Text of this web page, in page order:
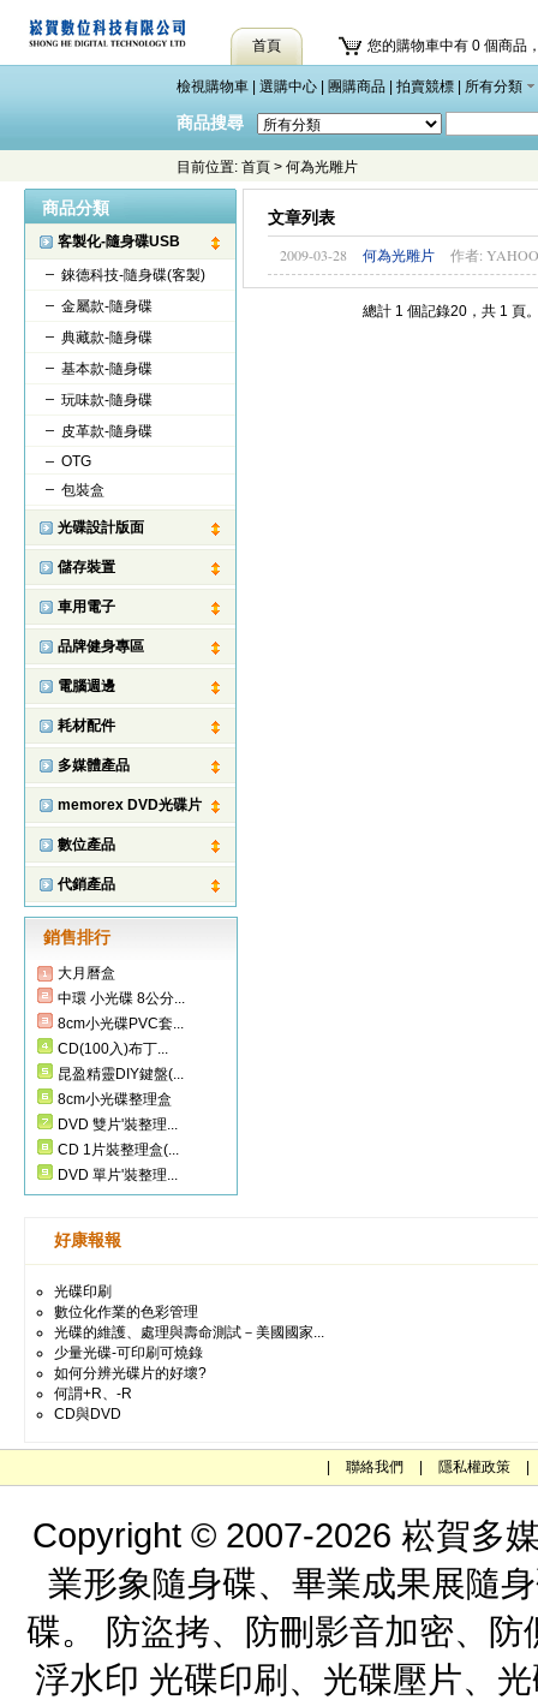
首頁 您的購物車中有 0 個商品
檢視購物車 選購中心 團購商品 拍賣競標 所有分類
商品搜尋
目前位置: 首頁 > 何為光雕片
商品分類
客製化-隨身碟USB
錸德科技-隨身碟(客製)
金屬款-隨身碟
典藏款-隨身碟
基本款-隨身碟
玩味款-隨身碟
皮革款-隨身碟
OTG
包裝盒
光碟設計版面
儲存裝置
車用電子
品牌健身專區
電腦週邊
耗材配件
多媒體產品
memorex DVD光碟片
數位產品
代銷產品
銷售排行
大月曆盒
中環 小光碟 8公分...
8cm小光碟PVC套...
CD(100入)布丁...
昆盈精靈DIY鍵盤(...
8cm小光碟整理盒
DVD 雙片'裝整理...
CD 1片裝整理盒(...
DVD 單片'裝整理...
文章列表
2009-03-28
何為光雕片 作者:
總計 1 個記錄20，共 1 頁
好康報報
光碟印刷
數位化作業的色彩管理
光碟的維護、處理與壽命測試－美國國家...
少量光碟-可印刷可燒錄
如何分辨光碟片的好壞?
何謂+R、-R
CD與DVD
聯絡我們 隱私權政策
Copyright © 2007-2026 崧賀多
業形象隨身碟、畢業成果展隨
碟。 防盜拷、防刪影音加密、
浮水印 光碟印刷、光碟壓片、